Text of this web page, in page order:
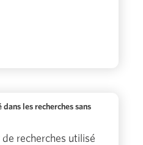
les recherches sans
recherches utilisé